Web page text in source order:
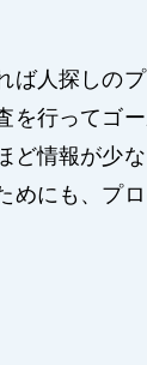
ば人探しの
を行ってゴ
ど情報が少
めにも、プ